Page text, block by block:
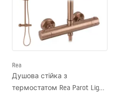
Rea
Душова стійка з
термостатом Rea Parot Light